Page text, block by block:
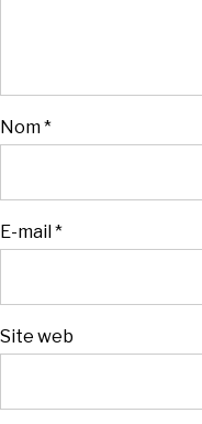
Nom*
E-mail*
Site web